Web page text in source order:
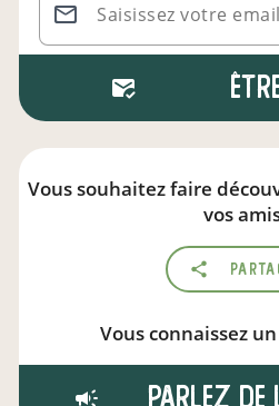
Saisissez votre
Vous souhaitez faire
vos
Vous connaissez
Parlez